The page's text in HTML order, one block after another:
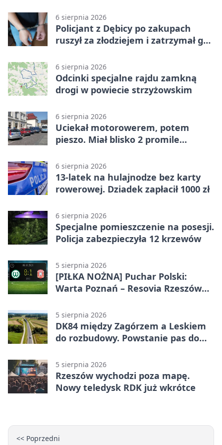
6 sierpnia 2026
Policjant z Dębicy po zakupach
ruszył za złodziejem i zatrzymał go
6 sierpnia 2026
Odcinki specjalne rajdu zamkną
drogi w powiecie strzyżowskim
6 sierpnia 2026
Uciekał motorowerem, potem
pieszo. Miał blisko 2 promile
6 sierpnia 2026
13-latek na hulajnodze bez karty
rowerowej. Dziadek zapłacił 1000 zł
6 sierpnia 2026
Specjalne pomieszczenie na posesji.
Policja zabezpieczyła 12 krzewów
5 sierpnia 2026
[PIŁKA NOŻNA] Puchar Polski:
Warta Poznań – Resovia Rzeszów
pierwszoligowca
5 sierpnia 2026
DK84 między Zagórzem a Leskiem
do rozbudowy. Powstanie pas do
5 sierpnia 2026
Rzeszów wychodzi poza mapę.
Nowy teledysk RDK już wkrótce
<< Poprzedni